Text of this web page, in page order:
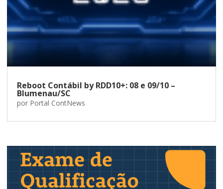
Reboot Contábil by RDD10+: 08 e 09/10 –
Blumenau/SC
por Portal ContNews